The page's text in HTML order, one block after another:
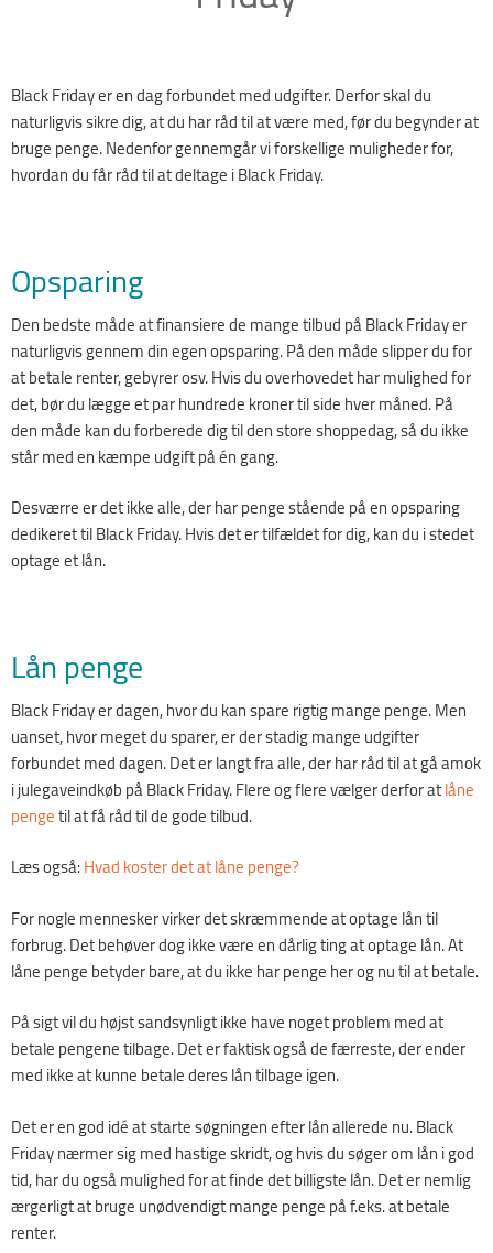
Black Friday er en dag forbundet med udgifter. Derfor skal du
naturligvis sikre dig, at du har råd til at være med, før du begynder at
bruge penge. Nedenfor gennemgår vi forskellige muligheder for,
hvordan du får råd til at deltage i Black Friday.
Opsparing
Den bedste måde at finansiere de mange tilbud på Black Friday er
naturligvis gennem din egen opsparing. På den måde slipper du for
at betale renter, gebyrer osv. Hvis du overhovedet har mulighed for
det, bør du lægge et par hundrede kroner til side hver måned. På
den måde kan du forberede dig til den store shoppedag, så du ikke
står med en kæmpe udgift på én gang.
Desværre er det ikke alle, der har penge stående på en opsparing
dedikeret til Black Friday. Hvis det er tilfældet for dig, kan du i stedet
optage et lån.
Lån penge
Black Friday er dagen, hvor du kan spare rigtig mange penge. Men
uanset, hvor meget du sparer, er der stadig mange udgifter
forbundet med dagen. Det er langt fra alle, der har råd til at gå amok
i julegaveindkøb på Black Friday. Flere og flere vælger derfor atlåne
pengetil at få råd til de gode tilbud.
Læs også:Hvad koster det at låne penge?
For nogle mennesker virker det skræmmende at optage lån til
forbrug. Det behøver dog ikke være en dårlig ting at optage lån. At
låne penge betyder bare, at du ikke har penge her og nu til at betale.
På sigt vil du højst sandsynligt ikke have noget problem med at
betale pengene tilbage. Det er faktisk også de færreste, der ender
med ikke at kunne betale deres lån tilbage igen.
Det er en god idé at starte søgningen efter lån allerede nu. Black
Friday nærmer sig med hastige skridt, og hvis du søger om lån i god
tid, har du også mulighed for at finde det billigste lån. Det er nemlig
ærgerligt at bruge unødvendigt mange penge på f.eks. at betale
renter.